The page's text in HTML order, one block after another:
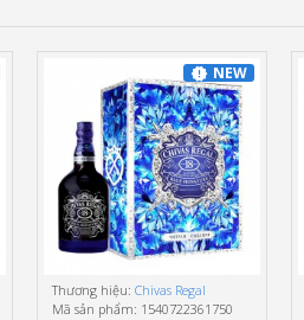
NEW
Thương hiệu: Chivas Regal
Mã sản phẩm: 1540722361750